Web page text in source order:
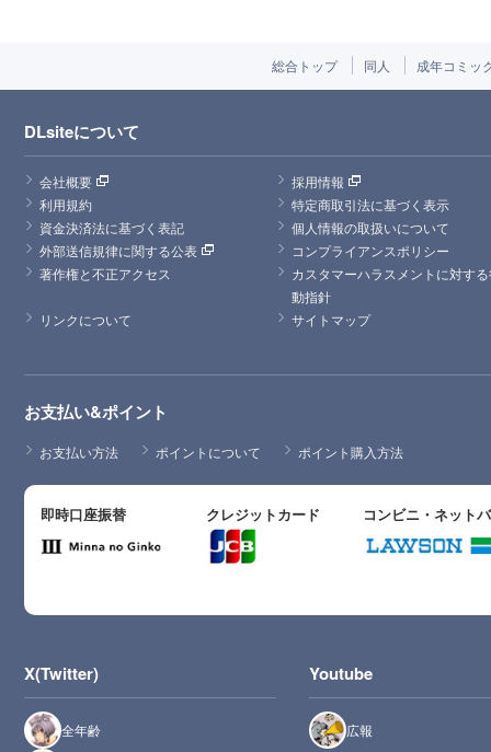
総合トップ 同人 成年コミッ
DLsiteについて
会社概要
採用情報
利用規約
特定商取引法に基づく表示
資金決済法に基づく表記
個人情報の取扱いについて
外部送信規律に関する公表
コンプライアンスポリシー
著作権と不正アクセス
カスタマーハラスメントに対す
動指針
リンクについて
サイトマップ
お支払い&ポイント
お支払い方法 ポイントについて ポイント購入方法
即時口座振替 クレジットカード コンビニ・ネット
X(Twitter)
全年齢
Youtube
広報